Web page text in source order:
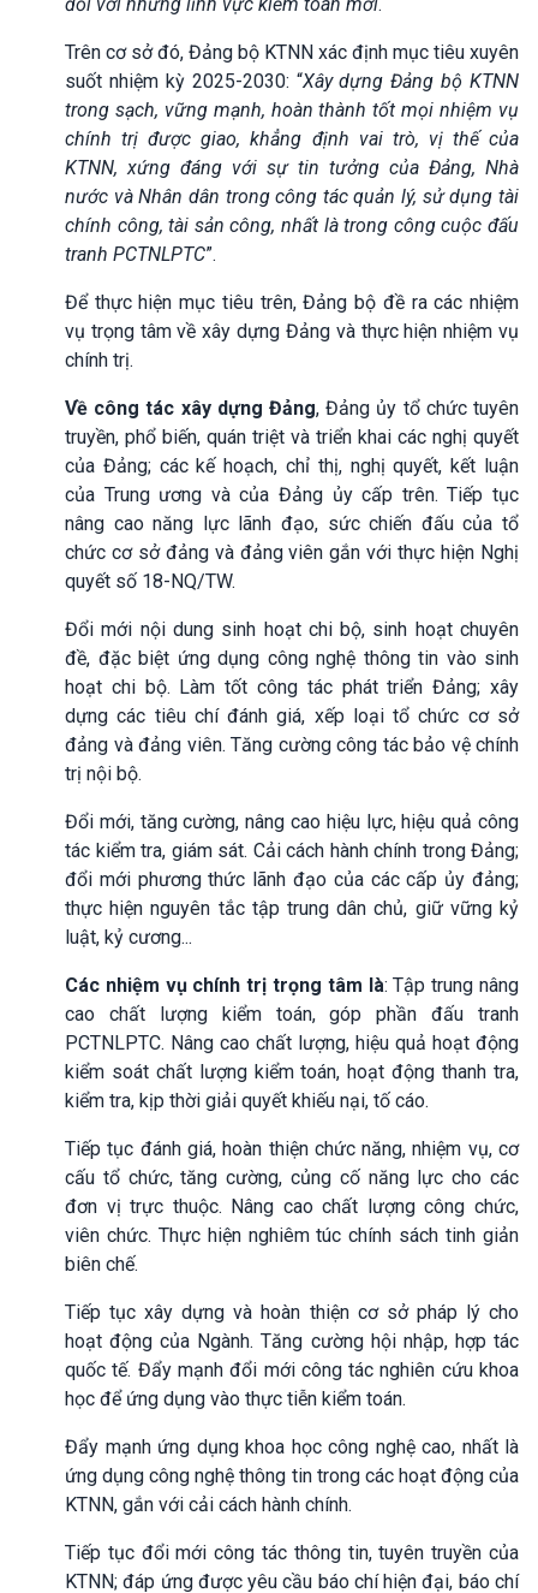
đối với những lĩnh vực kiểm toán mới.
Trên cơ sở đó, Đảng bộ KTNN xác định mục tiêu xuyên
suốt nhiệm kỳ 2025-2030: “Xây dựng Đảng bộ KTNN
trong sạch, vững mạnh, hoàn thành tốt mọi nhiệm vụ
chính trị được giao, khẳng định vai trò, vị thế của
KTNN, xứng đáng với sự tin tưởng của Đảng, Nhà
nước và Nhân dân trong công tác quản lý, sử dụng tài
chính công, tài sản công, nhất là trong công cuộc đấu
tranh PCTNLPTC”.
Để thực hiện mục tiêu trên, Đảng bộ đề ra các nhiệm
vụ trọng tâm về xây dựng Đảng và thực hiện nhiệm vụ
chính trị.
Về công tác xây dựng Đảng, Đảng ủy tổ chức tuyên
truyền, phổ biến, quán triệt và triển khai các nghị quyết
của Đảng; các kế hoạch, chỉ thị, nghị quyết, kết luận
của Trung ương và của Đảng ủy cấp trên. Tiếp tục
nâng cao năng lực lãnh đạo, sức chiến đấu của tổ
chức cơ sở đảng và đảng viên gắn với thực hiện Nghị
quyết số 18-NQ/TW.
Đổi mới nội dung sinh hoạt chi bộ, sinh hoạt chuyên
đề, đặc biệt ứng dụng công nghệ thông tin vào sinh
hoạt chi bộ. Làm tốt công tác phát triển Đảng; xây
dựng các tiêu chí đánh giá, xếp loại tổ chức cơ sở
đảng và đảng viên. Tăng cường công tác bảo vệ chính
trị nội bộ.
Đổi mới, tăng cường, nâng cao hiệu lực, hiệu quả công
tác kiểm tra, giám sát. Cải cách hành chính trong Đảng;
đổi mới phương thức lãnh đạo của các cấp ủy đảng;
thực hiện nguyên tắc tập trung dân chủ, giữ vững kỷ
luật, kỷ cương...
Các nhiệm vụ chính trị trọng tâm là: Tập trung nâng
cao chất lượng kiểm toán, góp phần đấu tranh
PCTNLPTC. Nâng cao chất lượng, hiệu quả hoạt động
kiểm soát chất lượng kiểm toán, hoạt động thanh tra,
kiểm tra, kịp thời giải quyết khiếu nại, tố cáo.
Tiếp tục đánh giá, hoàn thiện chức năng, nhiệm vụ, cơ
cấu tổ chức, tăng cường, củng cố năng lực cho các
đơn vị trực thuộc. Nâng cao chất lượng công chức,
viên chức. Thực hiện nghiêm túc chính sách tinh giản
biên chế.
Tiếp tục xây dựng và hoàn thiện cơ sở pháp lý cho
hoạt động của Ngành. Tăng cường hội nhập, hợp tác
quốc tế. Đẩy mạnh đổi mới công tác nghiên cứu khoa
học để ứng dụng vào thực tiễn kiểm toán.
Đẩy mạnh ứng dụng khoa học công nghệ cao, nhất là
ứng dụng công nghệ thông tin trong các hoạt động của
KTNN, gắn với cải cách hành chính.
Tiếp tục đổi mới công tác thông tin, tuyên truyền của
KTNN; đáp ứng được yêu cầu báo chí hiện đại, báo chí